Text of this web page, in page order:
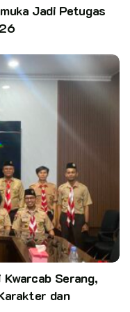
Kwarda Sumut
pramuka
Jadi Petugas
Serang,
dan